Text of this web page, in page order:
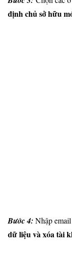
định chủ sở hữu
Bước 4: Nhập
dữ liệu và xóa tài